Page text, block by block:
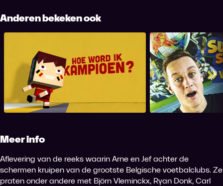
Anderen bekeken ook
Hoe Word Ik een Kampioen ? Summer
Meer info
Aflevering van de reeks waarin Arne en Jef achter de
schermen kruipen van de grootste Belgische voetbalclubs. Ze
praten onder andere met Björn Vleminckx, Ryan Donk, Carl